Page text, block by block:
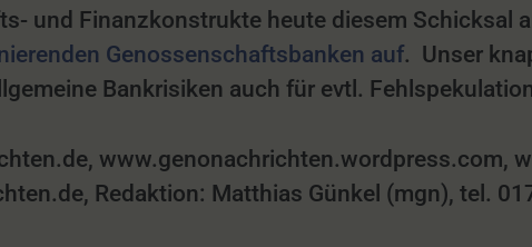
und Finanzkonstrukte heute diesem Schicksal
Genossenschaftsbanken auf. Unser
Bankrisiken auch für evtl.
www.genonachrichten.wordpress.com,
Redaktion: Matthias Günkel (mgn), tel.